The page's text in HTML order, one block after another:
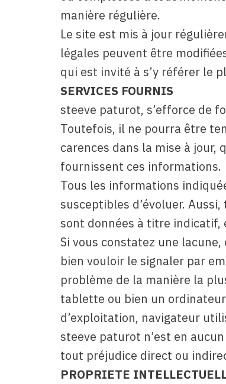
manière régulière.
Le site est mis à jour
légales peuvent être
qui est invité à s’y référer le
SERVICES FOURNIS
steeve paturot, s’efforce de
Toutefois, il ne pourra être
carences dans la mise à
fournissent ces informations.
Tous les informations
susceptibles d’évoluer.
sont données à titre indicatif,
Si vous constatez une
bien vouloir le signaler par
problème de la manière la
tablette ou bien un
d’exploitation, navigateur
steeve paturot n’est en
tout préjudice direct ou
PROPRIETE